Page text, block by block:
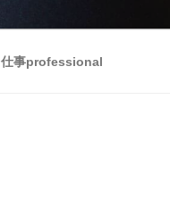
仕事professional